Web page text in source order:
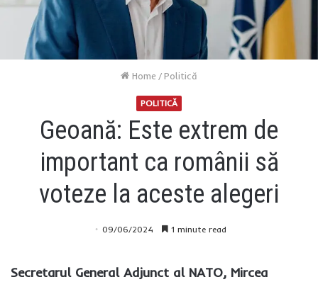
Home /Politică
POLITICĂ
Geoană: Este extrem de
important ca românii să
voteze la aceste alegeri
09/06/2024 1 minute read
Secretarul General Adjunct al NATO, Mircea